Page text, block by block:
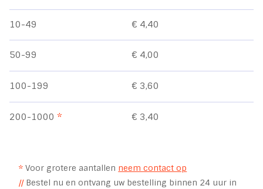
10-49 € 4,40
50-99 € 4,00
100-199 € 3,60
200-1000* € 3,40
* Voor grotere aantallen neem contact op
//Bestel nu en ontvang uw bestelling binnen 24 uur in